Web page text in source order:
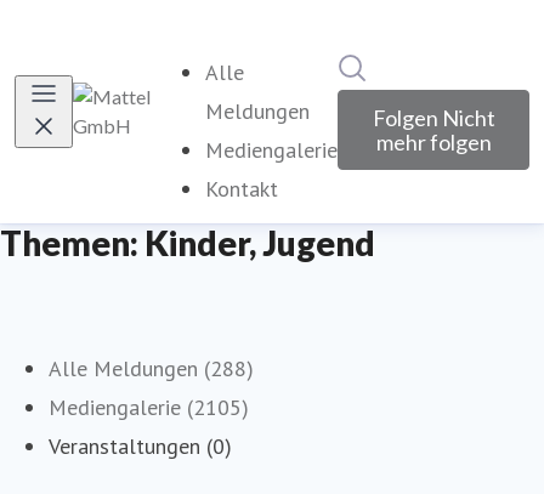
Alle
Meldungen
Mediengalerie
Kontakt
Folgen Nicht
mehr folgen
Themen: Kinder, Jugend
Alle Meldungen (288)
Mediengalerie (2105)
Veranstaltungen (0)